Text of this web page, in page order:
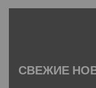
СВЕЖИЕ